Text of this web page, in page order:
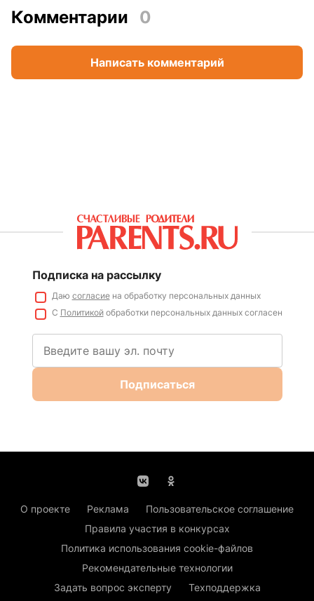
Комментарии 0
Написать комментарий
Подписка на рассылку
Даю согласиена обработку персональных данных
С Политикойобработки персональных данных согласен
Подписаться
О проекте Реклама
Пользовательское соглашение
Правила участия в конкурсах
Политика использования cookie-файлов
Рекомендательные технологии
Задать вопрос эксперту
Техподдержка